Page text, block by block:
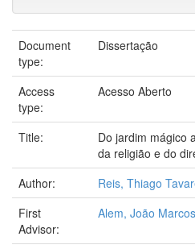
Document
type:
Dissertação
Access
type:
Acesso Aberto
Title:
Do jardim mágico
da religião e do
Author:
Reis, Thiago
First
Advisor:
Alem, João Marcos